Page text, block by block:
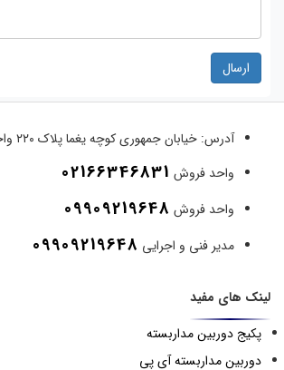
ارسال
آدرس: خیابان جمهوری کوچه یغما پلاک ۲۲۰ واحد ۸
واحد فروش 02166346831
واحد فروش 09909219648
مدیر فنی و اجرایی 09909219648
لینک های مفید
پکیج دوربین مداربسته
دوربین مداربسته آی پی